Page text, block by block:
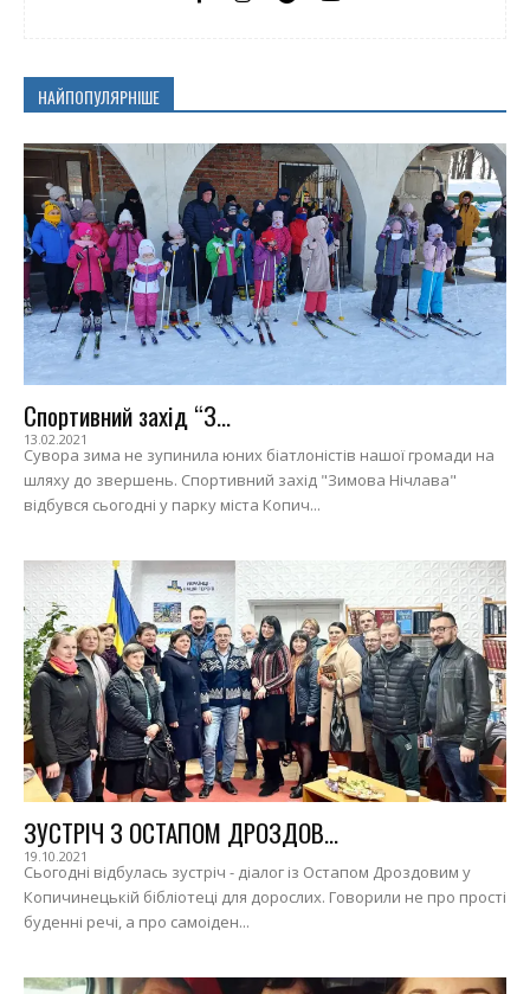
НАЙПОПУЛЯРНІШЕ
Спортивний захід “З...
13.02.2021
Сувора зима не зупинила юних біатлоністів нашої громади на
шляху до звершень. Спортивний захід "Зимова Нічлава"
відбувся сьогодні у парку міста Копич...
ЗУСТРІЧ З ОСТАПОМ ДРОЗДОВ...
19.10.2021
Сьогодні відбулась зустріч - діалог із Остапом Дроздовим у
Копичинецькій бібліотеці для дорослих. Говорили не про прості
буденні речі, а про самоіден...